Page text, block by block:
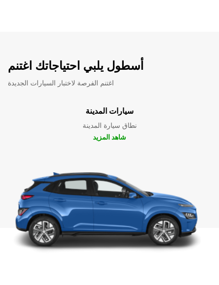
أسطول يلبي احتياجاتك اغتنم
اغتنم الفرصة لاختبار السيارات الجديدة
سيارات المدينة
نطاق سيارة المدينة
شاهد المزيد